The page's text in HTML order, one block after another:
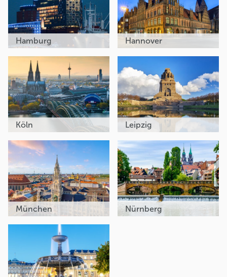
Hamburg Hannover
Köln Leipzig
München Nürnberg